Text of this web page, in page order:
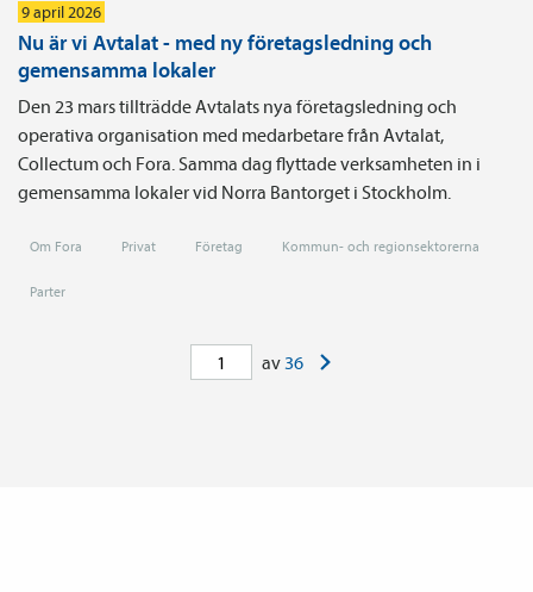
9 april 2026
Nu är vi Avtalat - med ny företagsledning och
gemensamma lokaler
Den 23 mars tillträdde Avtalats nya företagsledning och
operativa organisation med medarbetare från Avtalat,
Collectum och Fora. Samma dag flyttade verksamheten in i
gemensamma lokaler vid Norra Bantorget i Stockholm.
Om Fora Privat Företag Kommun- och regionsektorerna
Parter
av36